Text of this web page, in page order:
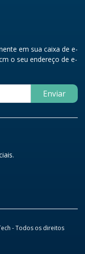
em sua caixa de e-
o seu endereço de e-
Enviar
- Todos os direitos